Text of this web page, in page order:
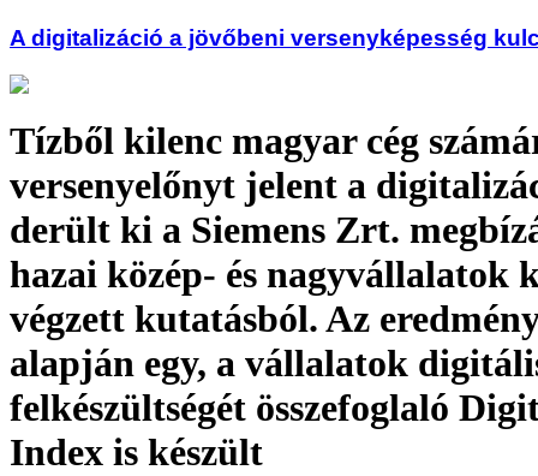
A digitalizáció a jövőbeni versenyképesség
Tízből kilenc magyar cég
versenyelőnyt jelent a
derült ki a Siemens Zrt.
hazai közép- és nagyvállalatok
végzett kutatásból. Az
alapján egy, a vállalatok
felkészültségét összefoglaló
Index is készült